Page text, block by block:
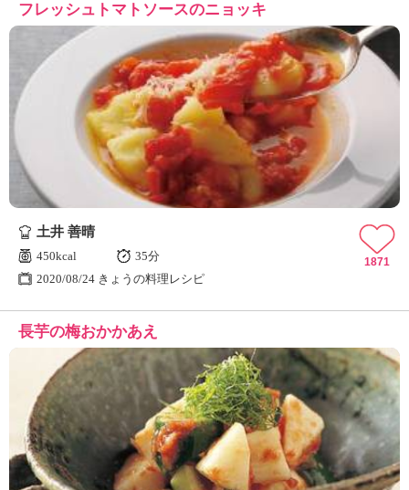
フレッシュトマトソースのニョッキ
土井 善晴
450kcal
35分
2020/08/24 きょうの料理レシピ
1871
長芋の梅おかかあえ